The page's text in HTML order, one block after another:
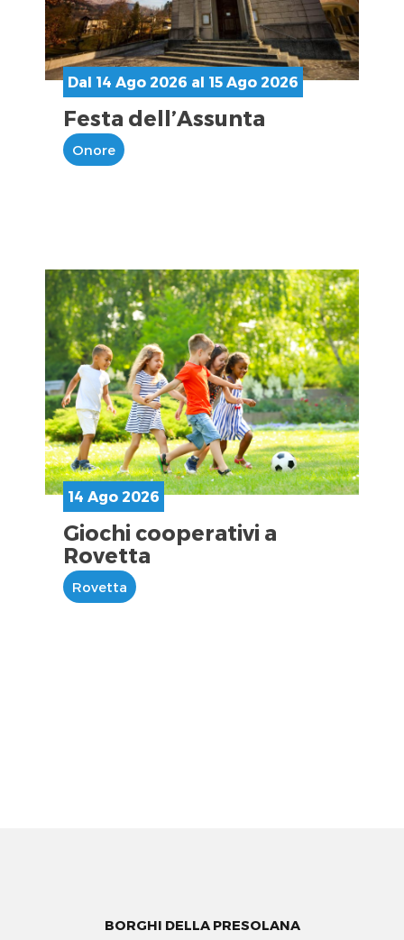
Dal 14 Ago 2026 al 15 Ago 2026
Festa dell’Assunta
Onore
14 Ago 2026
Giochi cooperativi a
Rovetta
Rovetta
BORGHI DELLA PRESOLANA